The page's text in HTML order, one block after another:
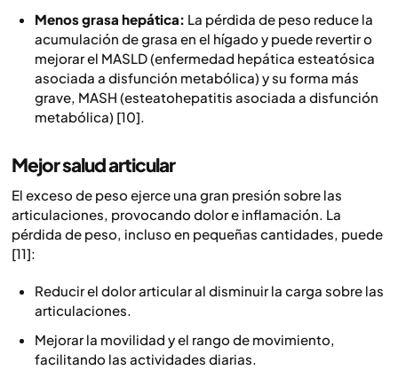
Menos grasa hepática: La pérdida de peso reduce la
acumulación de grasa en el hígado y puede revertir o
mejorar el MASLD (enfermedad hepática esteatósica
asociada a disfunción metabólica) y su forma más
grave, MASH (esteatohepatitis asociada a disfunción
metabólica) [10].
Mejor salud articular
El exceso de peso ejerce una gran presión sobre las
articulaciones, provocando dolor e inflamación. La
pérdida de peso, incluso en pequeñas cantidades, puede
[11]:
Reducir el dolor articular al disminuir la carga sobre las
articulaciones.
Mejorar la movilidad y el rango de movimiento,
facilitando las actividades diarias.